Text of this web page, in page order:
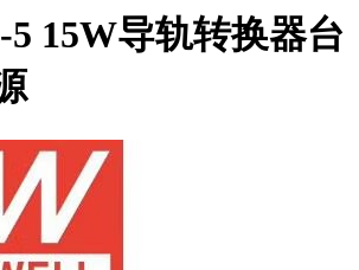
5 15W导轨转换器台